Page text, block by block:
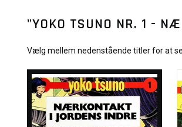
"YOKO TSUNO NR. 1 -
Vælg mellem nedenstående titler for at